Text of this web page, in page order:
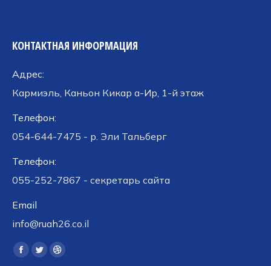
КОНТАКТНАЯ ИНФОРМАЦИЯ
Адрес:
Кармиэль, Каньон Кикар а-Ир, 1-й этаж
Телефон:
054-644-7475 - р. Эли Тальберг
Телефон:
055-252-7867 - секретарь сайта
Email
info@ruah26.co.il
Ищите нас:
Страница
Страница
Страница